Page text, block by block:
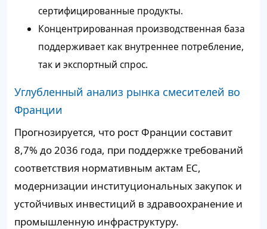
сертифицированные продукты.
Концентрированная производственная база
поддерживает как внутреннее потребление,
так и экспортный спрос.
Углубленный анализ рынка смесителей во
Франции
Прогнозируется, что рост Франции составит
8,7% до 2036 года, при поддержке требований
соответствия нормативным актам ЕС,
модернизации институциональных закупок и
устойчивых инвестиций в здравоохранение и
промышленную инфраструктуру.